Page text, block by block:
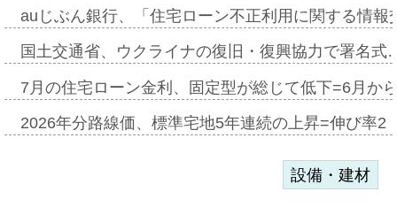
auじぶん銀行、「住宅ローン不正利用に関する情
国土交通省、ウクライナの復旧・復興協力で署名
7月の住宅ローン金利、固定型が総じて低下=6月か
2026年分路線価、標準宅地5年連続の上昇=伸び率
設備・建材